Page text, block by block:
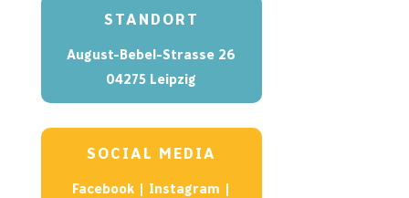
STANDORT
August-Bebel-Strasse 26
04275 Leipzig
SOCIAL MEDIA
Facebook| Instagram